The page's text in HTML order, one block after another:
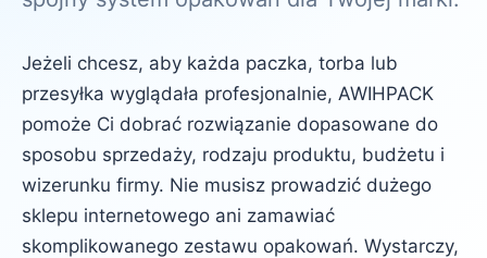
Jeżeli chcesz, aby każda paczka, torba lub
przesyłka wyglądała profesjonalnie, AWIHPACK
pomoże Ci dobrać rozwiązanie dopasowane do
sposobu sprzedaży, rodzaju produktu, budżetu i
wizerunku firmy. Nie musisz prowadzić dużego
sklepu internetowego ani zamawiać
skomplikowanego zestawu opakowań. Wystarczy,